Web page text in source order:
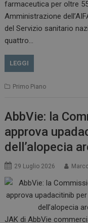
farmaceutica per oltre
Amministrazione
del Servizio sanitario
quattro…
LEGGI
Primo Piano
AbbVie: la
approva
dell’alopecia
29 Luglio 2026
JAK di AbbVie